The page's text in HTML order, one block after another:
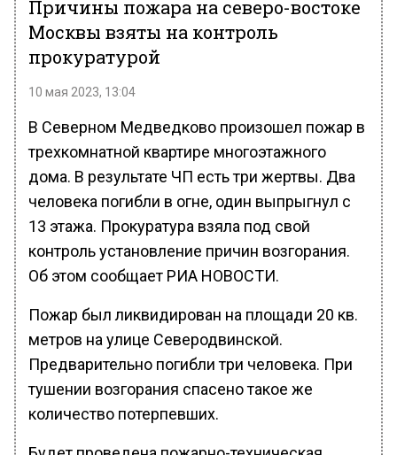
Причины пожара на северо-востоке
Москвы взяты на контроль
прокуратурой
10 мая 2023, 13:04
В Северном Медведково произошел пожар в
трехкомнатной квартире многоэтажного
дома. В результате ЧП есть три жертвы. Два
человека погибли в огне, один выпрыгнул с
13 этажа. Прокуратура взяла под свой
контроль установление причин возгорания.
Об этом сообщает РИА НОВОСТИ.
Пожар был ликвидирован на площади 20 кв.
метров на улице Северодвинской.
Предварительно погибли три человека. При
тушении возгорания спасено такое же
количество потерпевших.